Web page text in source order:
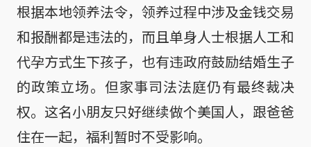
根据本地领养法令，领养过程中涉及金钱交易
和报酬都是违法的，而且单身人士根据人工和
代孕方式生下孩子，也有违政府鼓励结婚生子
的政策立场。但家事司法法庭仍有最终裁决
权。这名小朋友只好继续做个美国人，跟爸爸
住在一起，福利暂时不受影响。